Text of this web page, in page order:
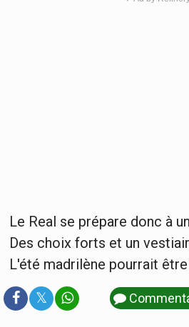
Le Real se prépare donc à
Des choix forts et un
L'été madrilène pourrait
𝕏